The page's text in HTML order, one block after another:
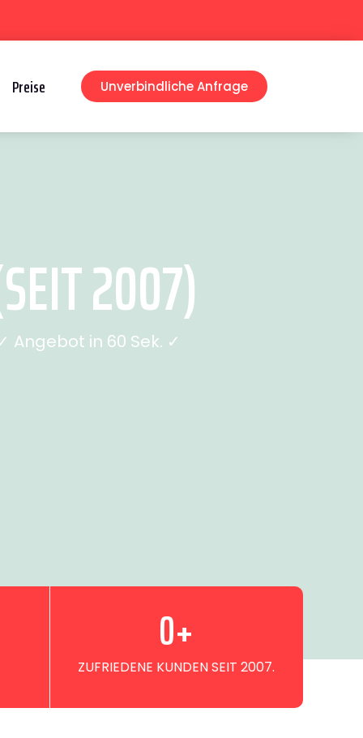
Preise Unverbindliche Anfrage
2007)
Angebot in 60 Sek. ✓
ZUFRIEDENE KUNDEN SEIT 2007.
0+